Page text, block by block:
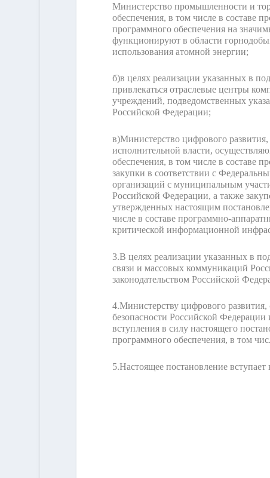
Министерство промышленности и
обеспечения, в том числе в составе
программного обеспечения на
функционируют в области
использования атомной энергии;
б)в целях реализации указанных в
привлекаться отраслевые центры
учреждений, подведомственных
Российской Федерации;
в)Министерство цифрового
исполнительной власти,
обеспечения, в том числе в составе
закупки в соответствии с
организаций с муниципальным
Российской Федерации, а также
утвержденных настоящим
числе в составе программно-
критической информационной
3.В целях реализации указанных в
связи и массовых коммуникаций
законодательством Российской
4.Министерству цифрового
безопасности Российской
вступления в силу настоящего
программного обеспечения, в том
5.Настоящее постановление